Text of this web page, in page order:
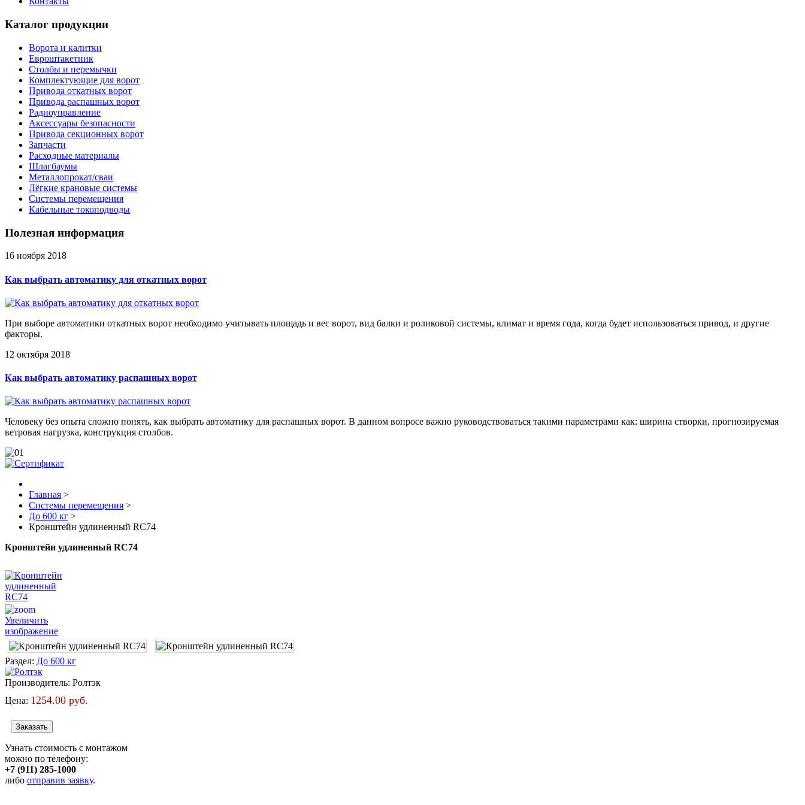
Каталог продукции
Ворота и калитки
Евроштакетник
Столбы и перемычки
Комплектующие для ворот
Привода откатных ворот
Привода распашных ворот
Радиоуправление
Аксессуары безопасности
Привода секционных ворот
Запчасти
Расходные материалы
Шлагбаумы
Металлопрокат/сваи
Лёгкие крановые системы
Системы перемещения
Кабельные токоподводы
Полезная информация
16 ноября 2018
Как выбрать автоматику для откатных ворот
При выборе автоматики откатных ворот необходимо учитывать площадь и вес ворот, вид балки и роликовой системы, климат и время года, когда будет использоваться привод, и другие
факторы.
12 октября 2018
Как выбрать автоматику распашных ворот
Человеку без опыта сложно понять, как выбрать автоматику для распашных ворот. В данном вопросе важно руководствоваться такими параметрами как: ширина створки, прогнозируемая
ветровая нагрузка, конструкция столбов.
Главная >
Системы перемещения >
До 600 кг >
Кронштейн удлиненный RC74
Кронштейн удлиненный RC74
Увеличить
изображение
Раздел: До 600 кг
Производитель: Ролтэк
Цена: 1254.00 руб.
Узнать стоимость с монтажом
можно по телефону:
+7 (911) 285-1000
либо отправив заявку.